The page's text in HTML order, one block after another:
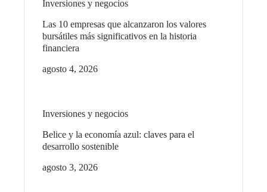
Inversiones y negocios
Las 10 empresas que alcanzaron los valores
bursátiles más significativos en la historia
financiera
agosto 4, 2026
Inversiones y negocios
Belice y la economía azul: claves para el
desarrollo sostenible
agosto 3, 2026